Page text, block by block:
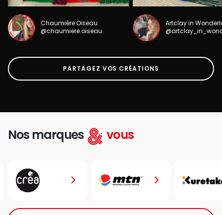
Chaumière Oiseau
@chaumiere.oiseau
Artclay in
PARTAGEZ VOS CRÉATIONS
Nos marques vous